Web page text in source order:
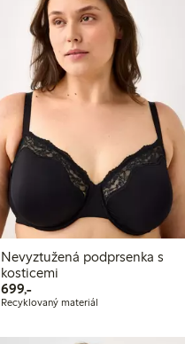
Nevyztužená podprsenka s
kosticemi
699,-699,00 Kč
Recyklovaný materiál